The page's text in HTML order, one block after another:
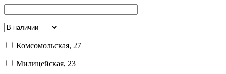
Комсомольская, 27
Милицейская, 23